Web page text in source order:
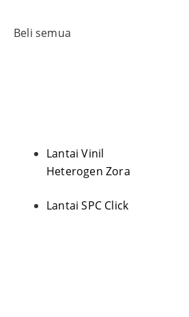
Beli semua
Lantai Vinil
Heterogen Zora
Lantai SPC Click